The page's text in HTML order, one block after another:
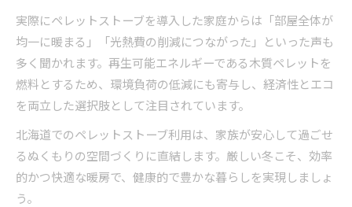
経済性と品質を両立するペレットストーブ運用
法
経済的な暖房を支えるペレットストーブの秘密
ペレットストーブで光熱費削減を実現する方法
ペレットストーブの燃費を高める運転ポイント
実際にペレットストーブを導入した家庭からは「部屋全体が
均一に暖まる」「光熱費の削減につながった」といった声も
多く聞かれます。再生可能エネルギーである木質ペレットを
燃料とするため、環境負荷の低減にも寄与し、経済性とエコ
を両立した選択肢として注目されています。
北海道でのペレットストーブ利用は、家族が安心して過ごせ
るぬくもりの空間づくりに直結します。厳しい冬こそ、効率
的かつ快適な暖房で、健康的で豊かな暮らしを実現しましょ
う。